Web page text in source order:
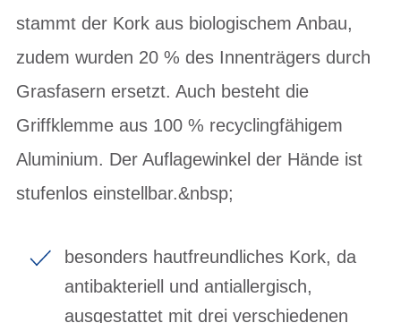
stammt der Kork aus biologischem Anbau,
zudem wurden 20 % des Innenträgers durch
Grasfasern ersetzt. Auch besteht die
Griffklemme aus 100 % recyclingfähigem
Aluminium. Der Auflagewinkel der Hände ist
stufenlos einstellbar.&nbsp;
besonders hautfreundliches Kork, da
antibakteriell und antiallergisch,
ausgestattet mit drei verschiedenen